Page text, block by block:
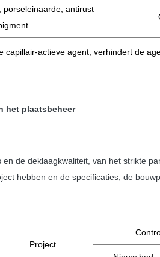
porseleinaarde, antirust
capillair-actieve agent, verhindert de
het plaatsbeheer
en de deklaagkwaliteit, van het strikte
hebben en de specificaties, de
Project